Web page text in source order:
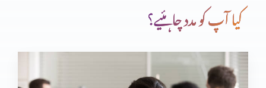
پاکستانی مسیحی کے حق کی آواز اٹھانا
کیا آپ کو مدد چاہئیے؟